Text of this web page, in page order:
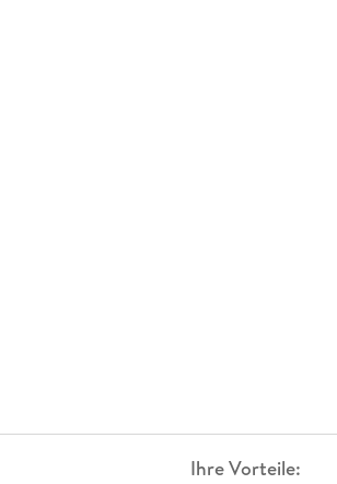
Ihre Vorteile: